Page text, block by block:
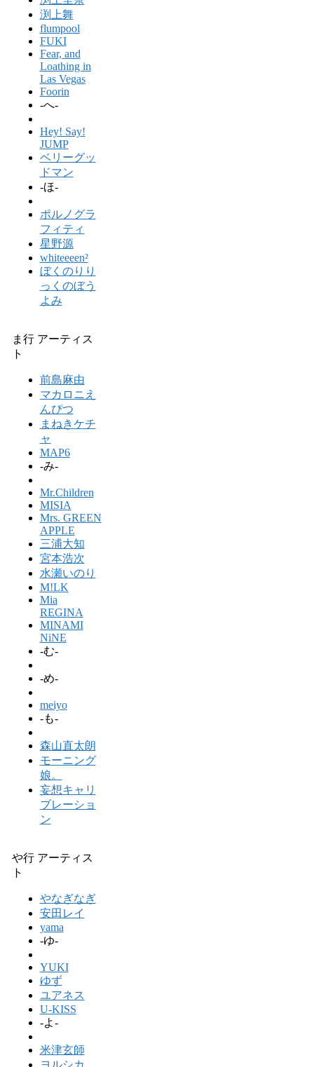
渕上舞
flumpool
FUKI
Fear, and
Loathing in
Las Vegas
Foorin
-へ-
Hey! Say!
JUMP
ベリーグッ
ドマン
-ほ-
ポルノグラ
フィティ
星野源
whiteeeen²
ぼくのりり
っくのぼう
よみ
ま行 アーティス
ト
前島麻由
マカロニえ
んぴつ
まねきケチ
ャ
MAP6
-み-
Mr.Children
MISIA
Mrs. GREEN
APPLE
三浦大知
宮本浩次
水瀬いのり
M!LK
Mia
REGINA
MINAMI
NiNE
-む-
-め-
meiyo
-も-
森山直太朗
モーニング
娘。
妄想キャリ
ブレーショ
ン
や行 アーティス
ト
やなぎなぎ
安田レイ
yama
-ゆ-
YUKI
ゆず
ユアネス
U-KISS
-よ-
米津玄師
ヨルシカ